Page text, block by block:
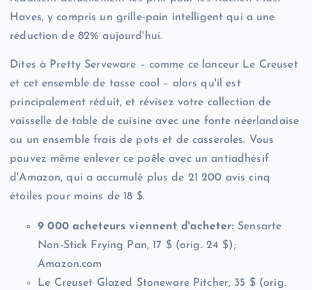
Haves, y compris un grille-pain intelligent qui a une
réduction de 82% aujourd'hui.
Dites à Pretty Serveware – comme ce lanceur Le Creuset
et cet ensemble de tasse cool – alors qu'il est
principalement réduit, et révisez votre collection de
vaisselle de table de cuisine avec une fonte néerlandaise
ou un ensemble frais de pots et de casseroles. Vous
pouvez même enlever ce poêle avec un antiadhésif
d'Amazon, qui a accumulé plus de 21 200 avis cinq
étoiles pour moins de 18 $.
9 000 acheteurs viennent d'acheter: Sensarte
Non-Stick Frying Pan, 17 $ (orig. 24 $);
Amazon.com
Le Creuset Glazed Stoneware Pitcher, 35 $ (orig.